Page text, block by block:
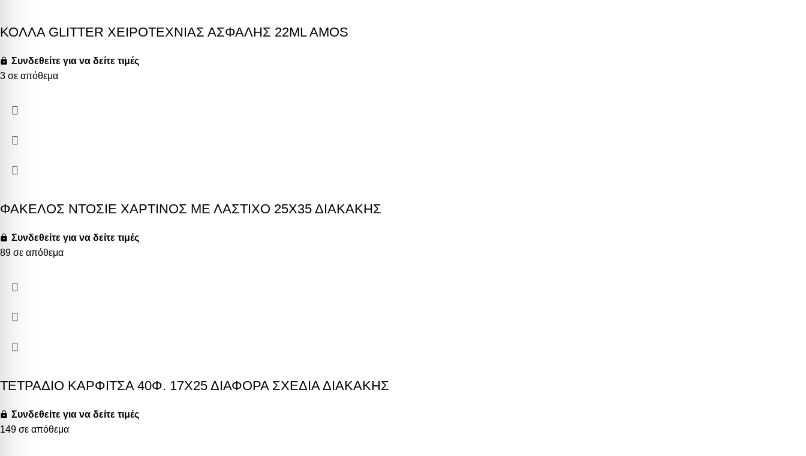
ΚΟΛΛΑ GLITTER ΧΕΙΡΟΤΕΧΝΙΑΣ ΑΣΦΑΛΗΣ 22ML AMOS
Συνδεθείτε για να δείτε τιμές
3 σε απόθεμα
ΦΑΚΕΛΟΣ ΝΤΟΣΙΕ ΧΑΡΤΙΝΟΣ ΜΕ ΛΑΣΤΙΧΟ 25Χ35 ΔΙΑΚΑΚΗΣ
Συνδεθείτε για να δείτε τιμές
89 σε απόθεμα
ΤΕΤΡΑΔΙΟ ΚΑΡΦΙΤΣΑ 40Φ. 17Χ25 ΔΙΑΦΟΡΑ ΣΧΕΔΙΑ ΔΙΑΚΑΚΗΣ
Συνδεθείτε για να δείτε τιμές
149 σε απόθεμα